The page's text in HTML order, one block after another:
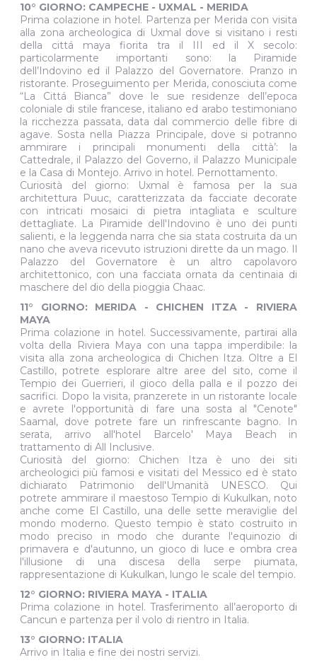
10° GIORNO: CAMPECHE - UXMAL - MERIDA
Prima colazione in hotel. Partenza per Merida con visita
alla zona archeologica di Uxmal dove si visitano i resti
della cittá maya fiorita tra il III ed il X secolo:
particolarmente importanti sono: la Piramide
dell’Indovino ed il Palazzo del Governatore. Pranzo in
ristorante. Proseguimento per Merida, conosciuta come
“La Cittá Bianca” dove le sue residenze dell’epoca
coloniale di stile francese, italiano ed arabo testimoniano
la ricchezza passata, data dal commercio delle fibre di
agave. Sosta nella Piazza Principale, dove si potranno
ammirare i principali monumenti della città’: la
Cattedrale, il Palazzo del Governo, il Palazzo Municipale
e la Casa di Montejo. Arrivo in hotel. Pernottamento.
Curiosità del giorno: Uxmal è famosa per la sua
architettura Puuc, caratterizzata da facciate decorate
con intricati mosaici di pietra intagliata e sculture
dettagliate. La Piramide dell'Indovino è uno dei punti
salienti, e la leggenda narra che sia stata costruita da un
nano che aveva ricevuto istruzioni dirette da un mago. Il
Palazzo del Governatore è un altro capolavoro
architettonico, con una facciata ornata da centinaia di
maschere del dio della pioggia Chaac.
11° GIORNO: MERIDA - CHICHEN ITZA - RIVIERA
MAYA
Prima colazione in hotel. Successivamente, partirai alla
volta della Riviera Maya con una tappa imperdibile: la
visita alla zona archeologica di Chichen Itza. Oltre a El
Castillo, potrete esplorare altre aree del sito, come il
Tempio dei Guerrieri, il gioco della palla e il pozzo dei
sacrifici. Dopo la visita, pranzerete in un ristorante locale
e avrete l'opportunità di fare una sosta al "Cenote"
Saamal, dove potrete fare un rinfrescante bagno. In
serata, arrivo all'hotel Barcelo' Maya Beach in
trattamento di All Inclusive.
Curiosità del giorno: Chichen Itza è uno dei siti
archeologici più famosi e visitati del Messico ed è stato
dichiarato Patrimonio dell'Umanità UNESCO. Qui
potrete ammirare il maestoso Tempio di Kukulkan, noto
anche come El Castillo, una delle sette meraviglie del
mondo moderno. Questo tempio è stato costruito in
modo preciso in modo che durante l'equinozio di
primavera e d'autunno, un gioco di luce e ombra crea
l'illusione di una discesa della serpe piumata,
rappresentazione di Kukulkan, lungo le scale del tempio.
12° GIORNO: RIVIERA MAYA - ITALIA
Prima colazione in hotel. Trasferimento all’aeroporto di
Cancun e partenza per il volo di rientro in Italia.
13° GIORNO: ITALIA
Arrivo in Italia e fine dei nostri servizi.